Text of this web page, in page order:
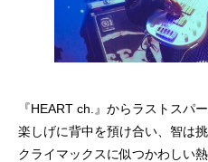
『HEART ch.』からラストスパ
楽しげに背中を預け合い、智は
クライマックスに似つかわしい